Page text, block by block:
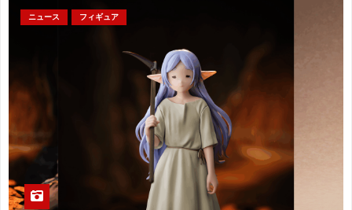
ニュース フィギュア